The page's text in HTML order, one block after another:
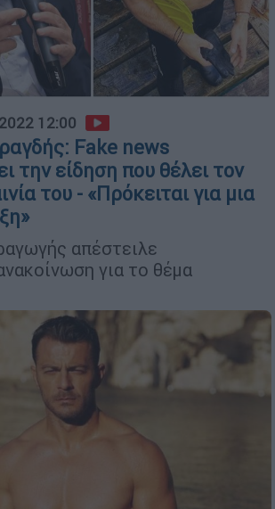
12:00
Fake news
την είδηση που θέλει τον
του - «Πρόκειται για μια
απέστειλε
για το θέμα